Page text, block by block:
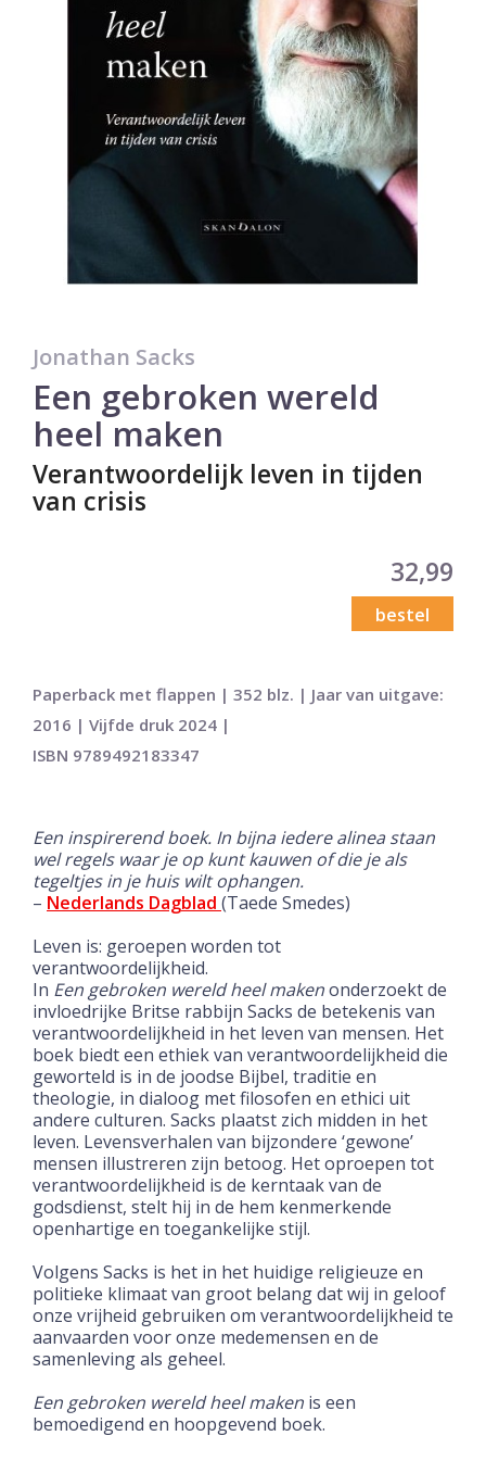
Jonathan Sacks
Een gebroken wereld
heel maken
Verantwoordelijk leven in tijden
van crisis
32,99
bestel
Paperback met flappen | 352 blz. | Jaar van uitgave:
2016 | Vijfde druk 2024 |
ISBN 9789492183347
Een inspirerend boek. In bijna iedere alinea staan
wel regels waar je op kunt kauwen of die je als
tegeltjes in je huis wilt ophangen.
– Nederlands Dagblad (Taede Smedes)
Leven is: geroepen worden tot
verantwoordelijkheid.
In Een gebroken wereld heel makenonderzoekt de
invloedrijke Britse rabbijn Sacks de betekenis van
verantwoordelijkheid in het leven van mensen. Het
boek biedt een ethiek van verantwoordelijkheid die
geworteld is in de joodse Bijbel, traditie en
theologie, in dialoog met filosofen en ethici uit
andere culturen. Sacks plaatst zich midden in het
leven. Levensverhalen van bijzondere ‘gewone’
mensen illustreren zijn betoog. Het oproepen tot
verantwoordelijkheid is de kerntaak van de
godsdienst, stelt hij in de hem kenmerkende
openhartige en toegankelijke stijl.
Volgens Sacks is het in het huidige religieuze en
politieke klimaat van groot belang dat wij in geloof
onze vrijheid gebruiken om verantwoordelijkheid te
aanvaarden voor onze medemensen en de
samenleving als geheel.
Een gebroken wereld heel maken is een
bemoedigend en hoopgevend boek.